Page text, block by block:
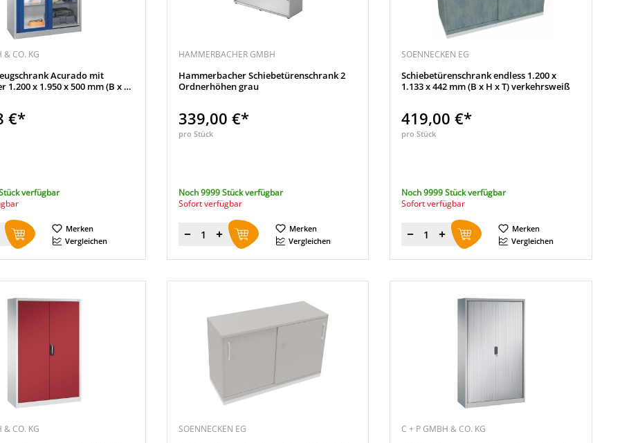
& CO. KG
Acurado mit
1.200 x 1.950 x 500 mm (B x H
€*
verfügbar
Merken
Vergleichen
HAMMERBACHER GMBH
Hammerbacher Schiebetürenschrank 2
Ordnerhöhen grau
339,00 €*
pro Stück
Noch 9999 Stück verfügbar
Sofort verfügbar
Menge
Merken
Vergleichen
SOENNECKEN EG
Schiebetürenschrank endless 1.200 x
1.133 x 442 mm (B x H x T) verkehrsweiß
419,00 €*
pro Stück
Noch 9999 Stück verfügbar
Sofort verfügbar
Menge
Merken
Vergleichen
& CO. KG SOENNECKEN EG C + P GMBH & CO. KG